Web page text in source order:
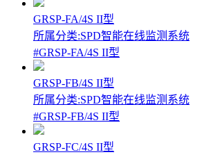
GRSP-FA/4S II型
所属分类:SPD智能在线监测系统
#GRSP-FA/4S II型
GRSP-FB/4S II型
所属分类:SPD智能在线监测系统
#GRSP-FB/4S II型
GRSP-FC/4S II型